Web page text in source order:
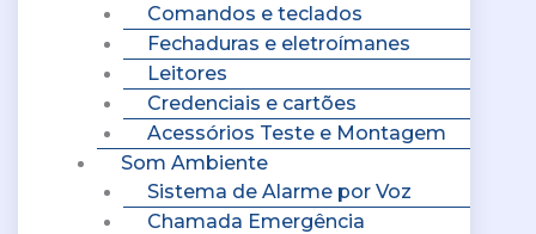
Comandos e teclados
Fechaduras e eletroímanes
Leitores
Credenciais e cartões
Acessórios Teste e Montagem
Som Ambiente
Sistema de Alarme por Voz
Chamada Emergência